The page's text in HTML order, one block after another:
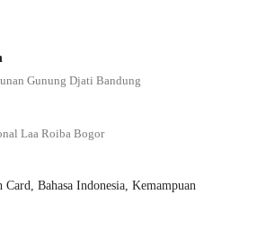
Gunung Djati Bandung
Laa Roiba Bogor
Card, Bahasa Indonesia, Kemampuan